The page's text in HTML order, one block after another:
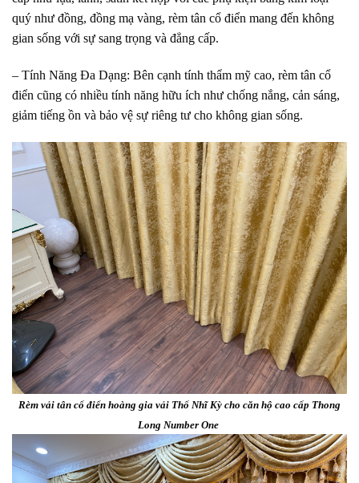
quý như đồng, đồng mạ vàng, rèm tân cổ điển mang đến không
gian sống với sự sang trọng và đẳng cấp.
– Tính Năng Đa Dạng: Bên cạnh tính thẩm mỹ cao, rèm tân cổ
điển cũng có nhiều tính năng hữu ích như chống nắng, cản sáng,
giảm tiếng ồn và bảo vệ sự riêng tư cho không gian sống.
Rèm vải tân cổ điển hoàng gia vải Thổ Nhĩ Kỳ cho căn hộ cao cấp Thong
Long Number One